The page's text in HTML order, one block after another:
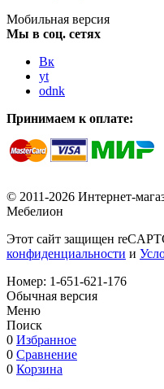
Мобильная версия
Мы в соц. сетях
Вк
yt
odnk
Принимаем к оплате:
© 2011-2026 Интернет-
Мебелион
Этот сайт защищен
конфиденциальности и
Номер: 1-651-621-176
Обычная версия
Меню
Поиск
0 Избранное
0 Сравнение
0 Корзина